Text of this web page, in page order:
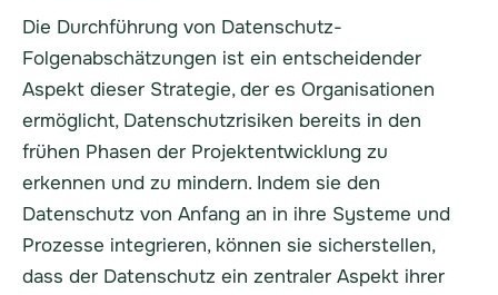
Die Durchführung von Datenschutz-
Folgenabschätzungen ist ein entscheidender
Aspekt dieser Strategie, der es Organisationen
ermöglicht, Datenschutzrisiken bereits in den
frühen Phasen der Projektentwicklung zu
erkennen und zu mindern. Indem sie den
Datenschutz von Anfang an in ihre Systeme und
Prozesse integrieren, können sie sicherstellen,
dass der Datenschutz ein zentraler Aspekt ihrer